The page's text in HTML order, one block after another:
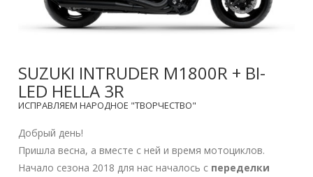
SUZUKI INTRUDER M1800R + BI-
LED HELLA 3R
ИСПРАВЛЯЕМ НАРОДНОЕ "ТВОРЧЕСТВО"
Добрый день!
Пришла весна, а вместе с ней и время мотоциклов.
Начало сезона 2018 для нас началось с переделки